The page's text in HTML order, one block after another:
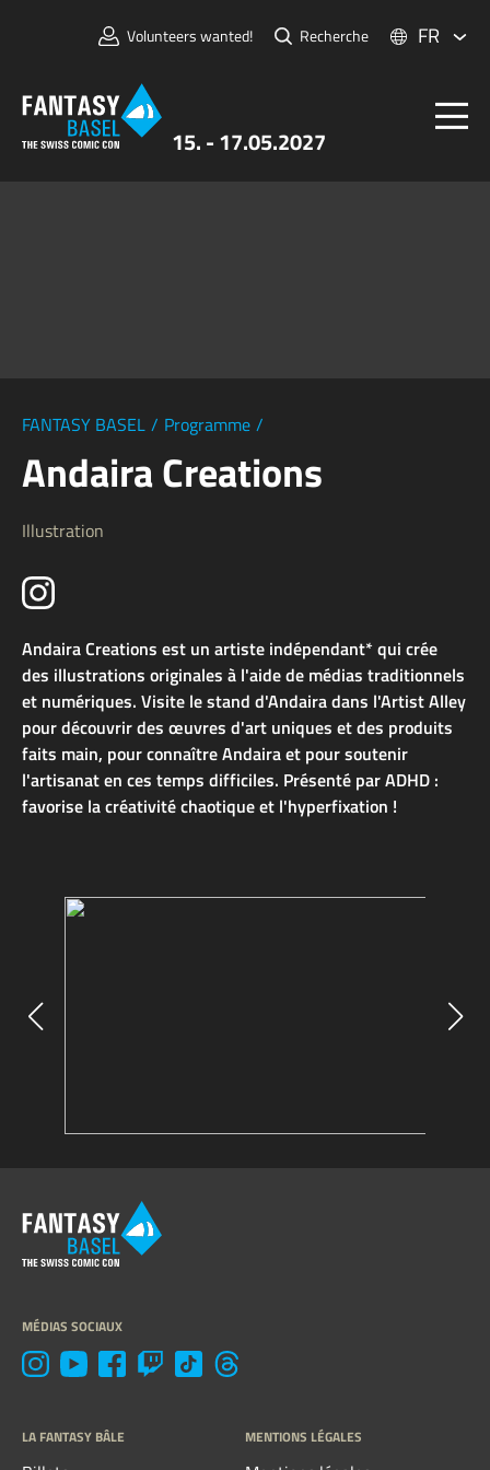
15. - 17.05.2027
Volunteers wanted! Recherche FR
FANTASY BASEL / Programme /
Andaira Creations
Illustration
Andaira Creations est un artiste indépendant* qui crée
des illustrations originales à l'aide de médias traditionnels
et numériques. Visite le stand d'Andaira dans l'Artist Alley
pour découvrir des œuvres d'art uniques et des produits
faits main, pour connaître Andaira et pour soutenir
l'artisanat en ces temps difficiles. Présenté par ADHD :
favorise la créativité chaotique et l'hyperfixation !
MÉDIAS SOCIAUX
LA FANTASY BÂLE MENTIONS LÉGALES